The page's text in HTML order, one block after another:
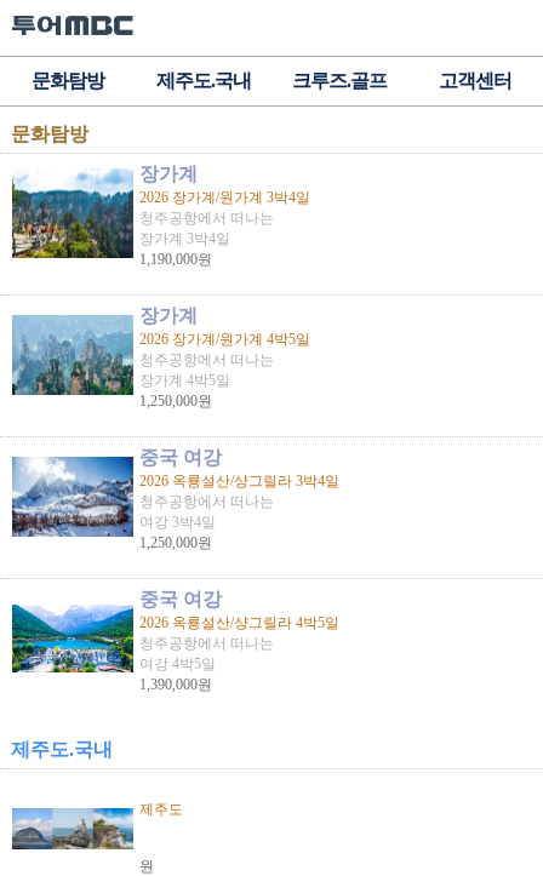
문화탐방 제주도.국내 크루즈.골프 고객센터
문화탐방
장가계
2026 장가계/원가계 3박4일
청주공항에서 떠나는
장가계 3박4일
1,190,000원
장가계
2026 장가계/원가계 4박5일
청주공항에서 떠나는
장가계 4박5일
1,250,000원
중국 여강
2026 옥룡설산/샹그릴라 3박4일
청주공항에서 떠나는
여강 3박4일
1,250,000원
중국 여강
2026 옥룡설산/샹그릴라 4박5일
청주공항에서 떠나는
여강 4박5일
1,390,000원
제주도.국내
제주도
원